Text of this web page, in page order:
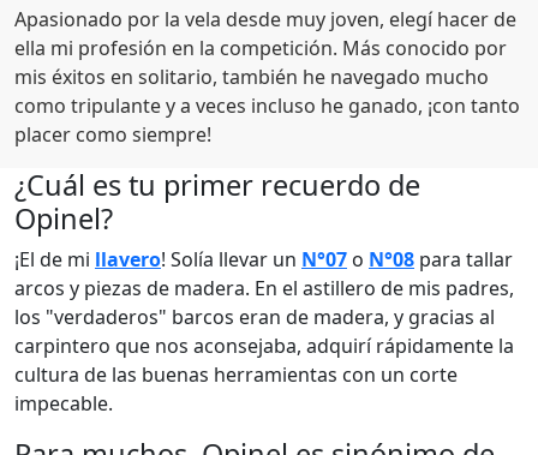
Apasionado por la vela desde muy joven, elegí hacer de
ella mi profesión en la competición. Más conocido por
mis éxitos en solitario, también he navegado mucho
como tripulante y a veces incluso he ganado, ¡con tanto
placer como siempre!
¿Cuál es tu primer recuerdo de
Opinel?
¡El de mi llavero! Solía llevar un N°07 o N°08 para tallar
arcos y piezas de madera. En el astillero de mis padres,
los "verdaderos" barcos eran de madera, y gracias al
carpintero que nos aconsejaba, adquirí rápidamente la
cultura de las buenas herramientas con un corte
impecable.